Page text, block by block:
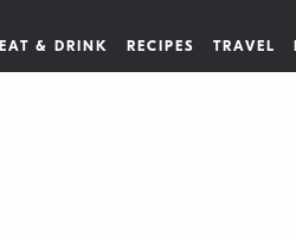
EAT & DRINK RECIPES TRAVEL